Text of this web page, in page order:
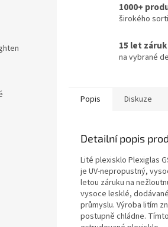
1000+
širokého
15 let
na vybrané
Popis Diskuze
Detailní popis
Lité plexisklo Plexiglas
je UV-nepropustný,
letou záruku na
vysoce lesklé,
průmyslu. Výroba litím
postupně chládne.